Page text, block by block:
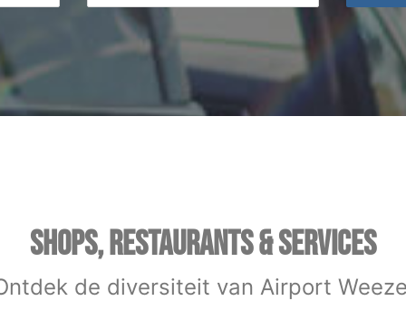
SHOPS, RESTAURANTS & SERVICES
de diversiteit van Airport